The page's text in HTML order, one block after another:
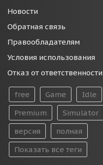
Новости
Обратная связь
Правообладателям
Условия использования
Отказ от ответственности
free Game Idle
Premium
Simulator
версия
полная
Показать все теги